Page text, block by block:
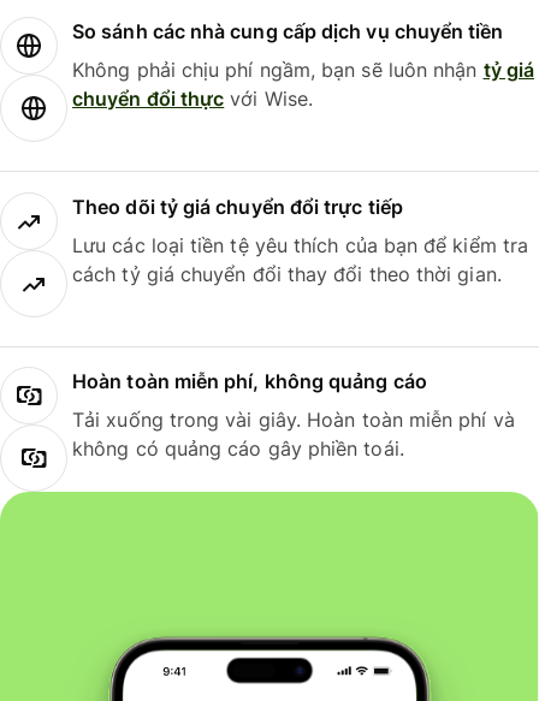
So sánh các nhà cung cấp dịch vụ chuyển tiền
Không phải chịu phí ngầm, bạn sẽ luôn nhận tỷ giá
chuyển đổi thực với Wise.
Theo dõi tỷ giá chuyển đổi trực tiếp
Lưu các loại tiền tệ yêu thích của bạn để kiểm tra
cách tỷ giá chuyển đổi thay đổi theo thời gian.
Hoàn toàn miễn phí, không quảng cáo
Tải xuống trong vài giây. Hoàn toàn miễn phí và
không có quảng cáo gây phiền toái.